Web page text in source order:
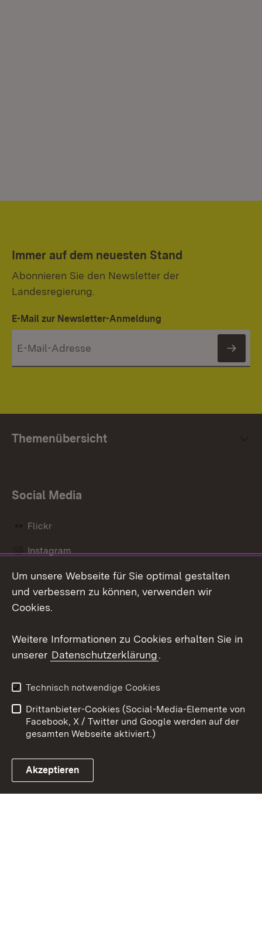
Immer auf dem neuesten Stand
Abonnieren Sie den Newsletter der
Landesregierung.
E-Mail zur Newsletter-Anmeldung
Themenübersicht
Social Media
Flickr
Instagram
Social Wall
Link zum Landesportal
Barrierefreiheit
Benutzungshinweise
Impressum
Cookies
Um unsere Webseite für Sie optimal gestalten
und verbessern zu können, verwenden wir
Cookies.
Weitere Informationen zu Cookies erhalten Sie in
unserer Datenschutzerklärung.
Technisch notwendige Cookies
Drittanbieter-Cookies (Social-Media-Elemente von
Facebook, X / Twitter und Google werden auf der
gesamten Webseite aktiviert.)
Akzeptieren